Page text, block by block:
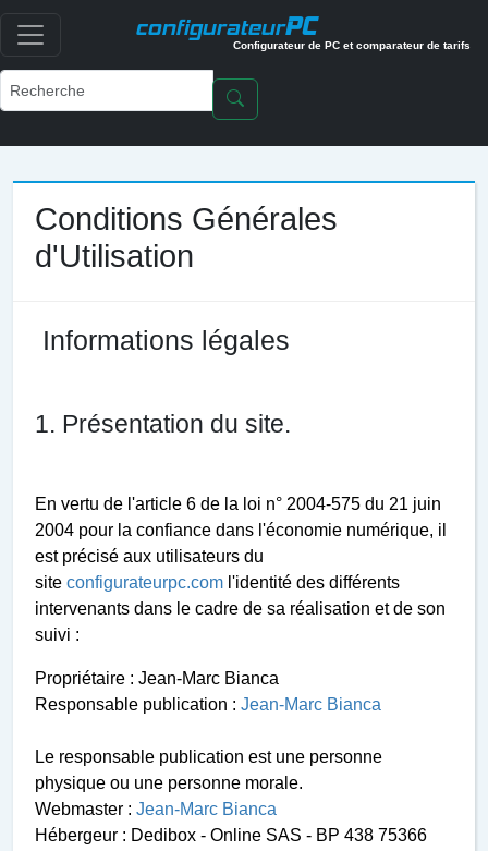
configurateurPC
Configurateur de PC et comparateur de tarifs
Conditions Générales
d'Utilisation
Informations légales
1. Présentation du site.
En vertu de l'article 6 de la loi n° 2004-575 du 21 juin
2004 pour la confiance dans l'économie numérique, il
est précisé aux utilisateurs du
site configurateurpc.com l'identité des différents
intervenants dans le cadre de sa réalisation et de son
suivi :
Propriétaire : Jean-Marc Bianca
Responsable publication : Jean-Marc Bianca
Le responsable publication est une personne
physique ou une personne morale.
Webmaster : Jean-Marc Bianca
Hébergeur : Dedibox - Online SAS - BP 438 75366